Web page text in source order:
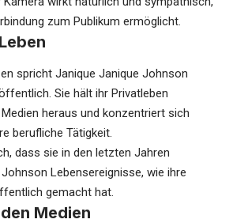
zum Publikum ermöglicht.
spricht Janique Janique Johnson
Sie hält ihr Privatleben
heraus und konzentriert sich
berufliche Tätigkeit.
dass sie in den letzten Jahren
Lebensereignisse, wie ihre
gemacht hat.
Medien